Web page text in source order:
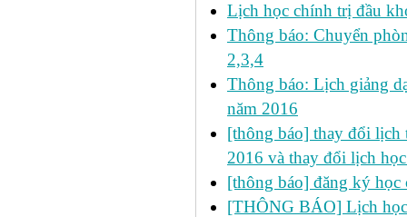
Lịch học chính trị đầu
Thông báo: Chuyển
2,3,4
Thông báo: Lịch giảng
năm 2016
[thông báo] thay đổi lịch
2016 và thay đổi lịch
[thông báo] đăng ký
[THÔNG BÁO] Lịch